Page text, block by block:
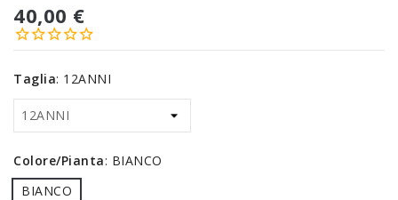
40,00 €
Taglia: 12ANNI
Colore/Pianta: BIANCO
BIANCO